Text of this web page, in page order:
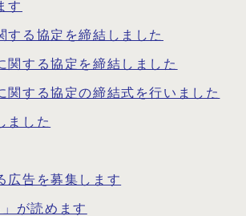
す
する協定を締結しました
関する協定を締結しました
関する協定の締結式を行いました
ました
広告を募集します
が読めます